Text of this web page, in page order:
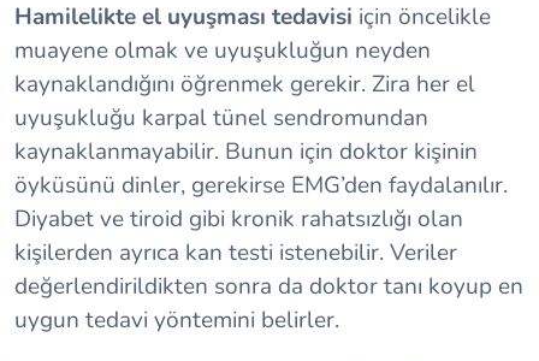
Hamilelikte el uyuşması tedavisi için öncelikle
muayene olmak ve uyuşukluğun neyden
kaynaklandığını öğrenmek gerekir. Zira her el
uyuşukluğu karpal tünel sendromundan
kaynaklanmayabilir. Bunun için doktor kişinin
öyküsünü dinler, gerekirse EMG’den faydalanılır.
Diyabet ve tiroid gibi kronik rahatsızlığı olan
kişilerden ayrıca kan testi istenebilir. Veriler
değerlendirildikten sonra da doktor tanı koyup en
uygun tedavi yöntemini belirler.